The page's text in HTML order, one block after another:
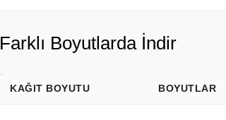
Farklı Boyutlarda İndir
KAĞIT BOYUTU BOYUTLAR